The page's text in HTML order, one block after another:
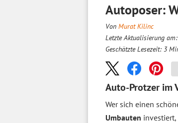
Autoposer:
Von Murat Kilinc
Letzte Aktualisierung
Geschätzte Lesezeit: 3
Auto-Protzer im
Wer sich einen
Umbauten